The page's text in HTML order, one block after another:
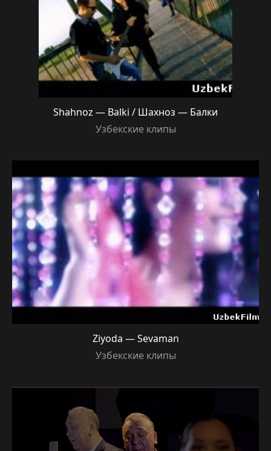
Shahnoz — Balki / Шахноз — Балки
Узбекские клипы
Ziyoda — Sevaman
Узбекские клипы